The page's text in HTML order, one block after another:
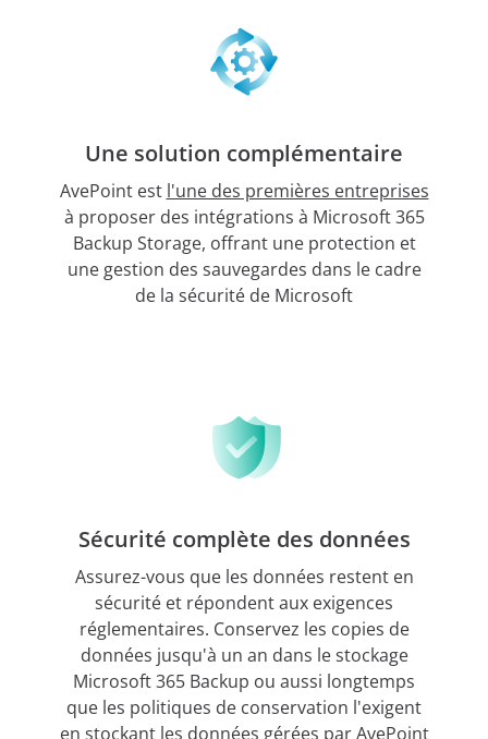
Une solution complémentaire
AvePoint est l'une des premières entreprises
à proposer des intégrations à Microsoft 365
Backup Storage, offrant une protection et
une gestion des sauvegardes dans le cadre
de la sécurité de Microsoft
Sécurité complète des données
Assurez-vous que les données restent en
sécurité et répondent aux exigences
réglementaires. Conservez les copies de
données jusqu'à un an dans le stockage
Microsoft 365 Backup ou aussi longtemps
que les politiques de conservation l'exigent
en stockant les données gérées par AvePoint